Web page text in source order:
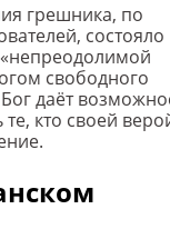
грешника, по
состояло
свободного
даёт
кто своей